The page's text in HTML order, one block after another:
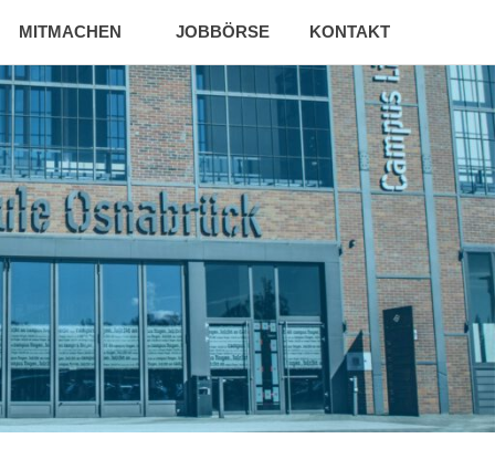
MITMACHEN JOBBÖRSE KONTAKT